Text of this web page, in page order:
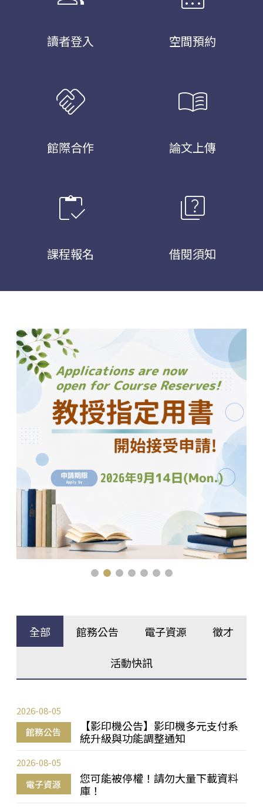
讀者登入 空間預約
handshake
館際合作
menu_book
論文上傳
inventory
課程報名
quiz
借閱須知
全部 館務公告 電子資源 徵才
活動快訊
館務公告
【影印機公告】影印機多元支付系
統升級與功能調整通知
2026-08-05
電子資源
您可能被停權！請勿大量下載資料
庫！
2026-08-05